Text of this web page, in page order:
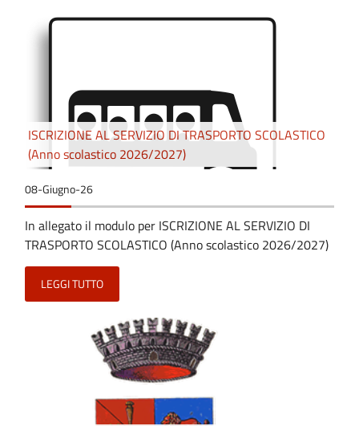
ISCRIZIONE AL SERVIZIO DI TRASPORTO SCOLASTICO
(Anno scolastico 2026/2027)
08-Giugno-26
In allegato il modulo per ISCRIZIONE AL SERVIZIO DI
TRASPORTO SCOLASTICO (Anno scolastico 2026/2027)
LEGGI TUTTO